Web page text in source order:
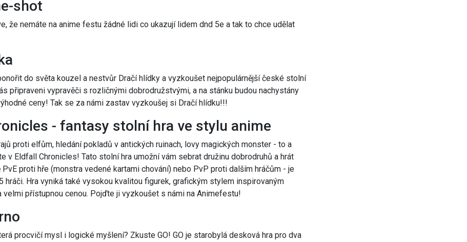
shot
že nemáte na anime festu žádné lidi co ukazují lidem dnd 5e a tak to chce udělat
do světa kouzel a nestvůr Dračí hlídky a vyzkoušet nejpopulárnější české stolní
připraveni vypravěči s rozličnými dobrodružstvými, a na stánku budou nachystány
ceny! Tak se za námi zastav vyzkoušej si Dračí hlídku!!!
- fantasy stolní hra ve stylu anime
proti elfům, hledání pokladů v antických ruinach, lovy magických monster - to a
v Eldfall Chronicles! Tato stolní hra umožní vám sebrat družinu dobrodruhů a hrát
proti hře (monstra vedené kartami chování) nebo PvP proti dalším hráčům - je
hráči. Hra vyniká také vysokou kvalitou figurek, grafickým stylem inspirovaným
velmi přístupnou cenou. Pojďte ji vyzkoušet s námi na Animefestu!
procvičí mysl i logické myšlení? Zkuste GO! GO je starobylá desková hra pro dva